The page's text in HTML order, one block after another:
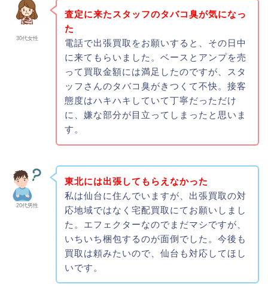
30代女性
査定に来たスタッフのタバコ臭が気になっ
た
電話で出張買取をお願いすると、その日中
に来てもらいました。ベースとアンプを売
って買取金額には満足したのですが、スタ
ッフさんのタバコ臭がきつくて不快。接客
態度はハキハキしていて丁寧だっただけ
に、嫌な部分が目立ってしまったと思いま
す。
20代男性
東北には出張してもらえなかった
私は仙台に住んでいますが、出張買取の対
応地域ではなく宅配買取にてお願いしまし
た。エフェクターなのでまだマシですが、
いちいち梱包するのが面倒でした。今後も
買取は頼みたいので、仙台も対応してほし
いです。